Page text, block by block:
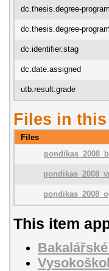
dc.thesis.degree-program
dc.thesis.degree-program
dc.identifier.stag
dc.date.assigned
utb.result.grade
Files in
Files
This item